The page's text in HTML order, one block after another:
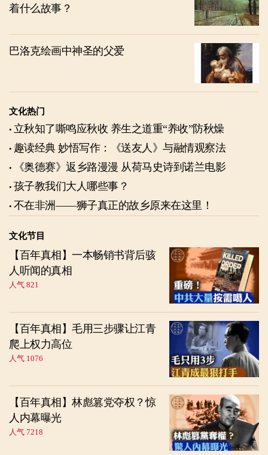
着什么故事？
巴洛克绘画中神圣的父爱
文化热门
立秋知了嘶鸣应秋收 养生之道重“养收”防秋燥
趣读经典 妙悟写作：《送友人》与融情观察法
《奥德赛》返乡路漫漫 从荷马史诗到诺兰电影
孩子教我们大人哪些事？
不在非洲——狮子真正的故乡原来在这里！
文化节目
【百年真相】一本畅销书背后骇
人听闻的真相
人气 821
【百年真相】毛用三步骤让江青
爬上权力高位
人气 1076
【百年真相】林彪篡党夺权？惊
人内幕曝光
人气 7218